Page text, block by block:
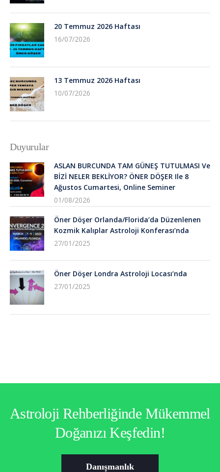
20 Temmuz 2026 Haftası
16/07/2026
13 Temmuz 2026 Haftası
10/07/2026
Duyurular
ASLAN BURCUNDA TAM GÜNEŞ TUTULMASI Ve
BİZİ NELER BEKLİYOR? ÖNER DÖŞER Ile 8
Ağustos Cumartesi, Online Seminer
01/08/2026
Öner Döşer Orlanda/Florida’da Düzenlenen
Kozmik Kalıplar Astroloji Konferası’nda
27/01/2025
Öner Döşer Londra Astroloji Locası’nda
27/01/2025
Astroloji Rehberliğinde Mükemmel
Doğanızı Keşfedin!
Danışmanlık